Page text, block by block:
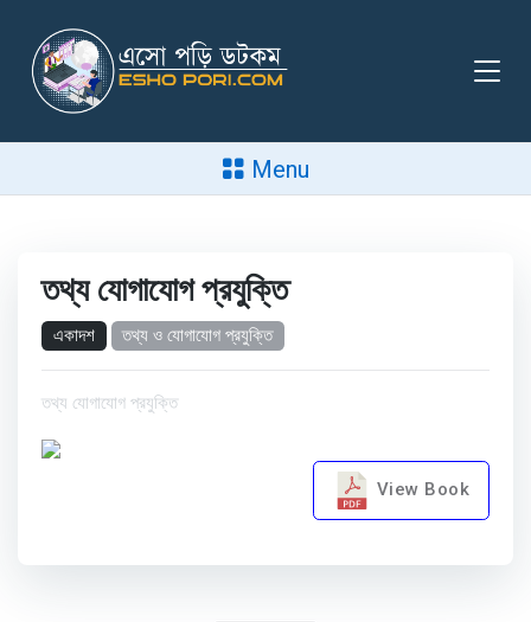
Menu
তথ্য যোগাযোগ প্রযুক্তি
একাদশ তথ্য ও যোগাযোগ প্রযুক্তি
তথ্য যোগাযোগ প্রযুক্তি
View Book